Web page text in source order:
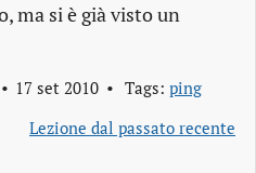
ma si è già visto un
17 set 2010 Tags: ping
Lezione dal passato recente